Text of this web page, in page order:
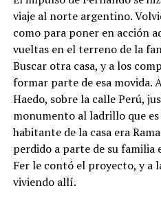
viaje al norte argentino.
como para poner en acción
vueltas en el terreno de la
Buscar otra casa, y a los
formar parte de esa movida.
Haedo, sobre la calle Perú,
monumento al ladrillo que
habitante de la casa era
perdido a parte de su familia
Fer le contó el proyecto, y a
viviendo allí.